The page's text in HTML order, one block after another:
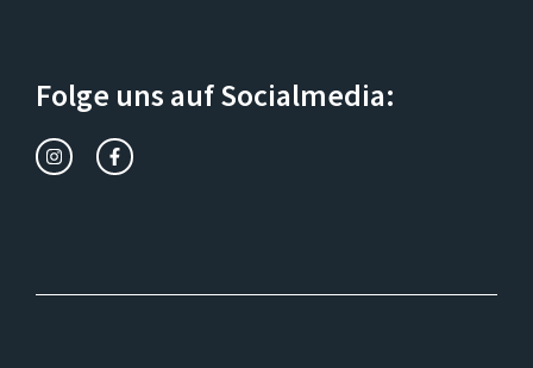
Folge uns auf Socialmedia: